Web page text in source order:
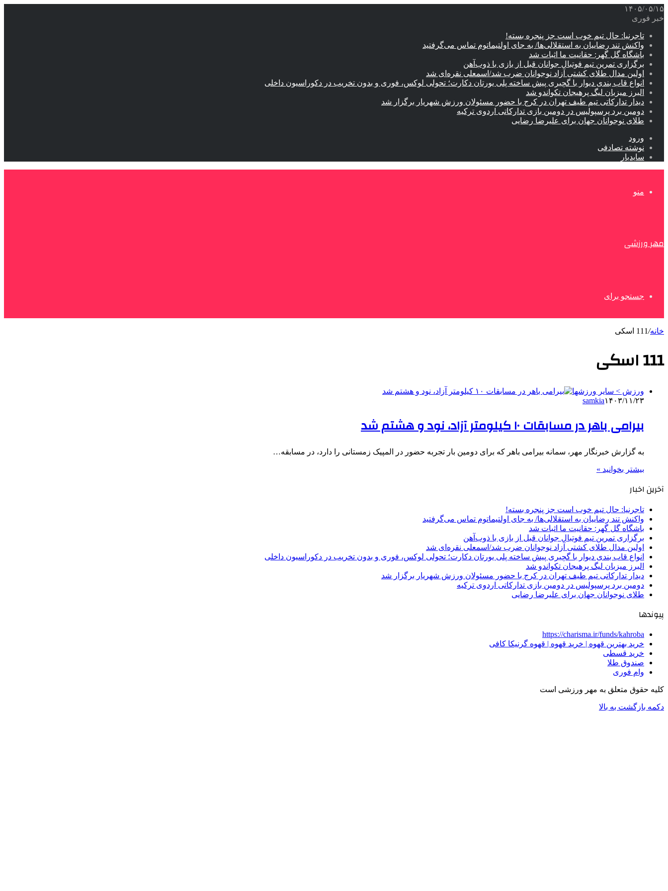
۱۴۰۵/۰۵/۱۵
خبر فوری
تاجرنیا: حال تیم خوب است جز پنجره بسته!
واکنش تند رضاییان به استقلالی‌ها/ به جای اولتیماتوم تماس می‌گرفتید
باشگاه گل گهر: حقانیت ما اثبات شد
برگزاری تمرین تیم فوتبال جوانان قبل از بازی با ذوب‌آهن
اولین مدال طلای کشتی آزاد نوجوانان ضرب شد/اسمعلی نقره‌ای شد
انواع قاب بندی دیوار با گچبری پیش ساخته پلی یورتان دکارت؛ تحولی لوکس، فوری و بدون تخریب در دکوراسیون داخلی
البرز میزبان لیگ پرهیجان تکواندو شد
دیدار تدارکاتی تیم طیف تهران در کرج با حضور مسئولان ورزش شهریار برگزار شد
دومین برد پرسپولیس در دومین بازی تدارکاتی اردوی ترکیه
طلای نوجوانان جهان برای علیرضا رضایی
ورود
نوشته تصادفی
سایدبار
منو
مهر ورزشی
جستجو برای
خانه/111 اسکی
111 اسکی
ورزش > سایر ورزشها
samkia۱۴۰۳/۱۱/۲۳
بیرامی باهر در مسابقات ۱۰ کیلومتر آزاد، نود و هشتم شد
به گزارش خبرنگار مهر، سمانه بیرامی باهر که برای دومین بار تجربه حضور در المپیک زمستانی را دارد، در مسابقه…
بیشتر بخوانید »
آخرین اخبار
تاجرنیا: حال تیم خوب است جز پنجره بسته!
واکنش تند رضاییان به استقلالی‌ها/ به جای اولتیماتوم تماس می‌گرفتید
باشگاه گل گهر: حقانیت ما اثبات شد
برگزاری تمرین تیم فوتبال جوانان قبل از بازی با ذوب‌آهن
اولین مدال طلای کشتی آزاد نوجوانان ضرب شد/اسمعلی نقره‌ای شد
انواع قاب بندی دیوار با گچبری پیش ساخته پلی یورتان دکارت؛ تحولی لوکس، فوری و بدون تخریب در دکوراسیون داخلی
البرز میزبان لیگ پرهیجان تکواندو شد
دیدار تدارکاتی تیم طیف تهران در کرج با حضور مسئولان ورزش شهریار برگزار شد
دومین برد پرسپولیس در دومین بازی تدارکاتی اردوی ترکیه
طلای نوجوانان جهان برای علیرضا رضایی
پیوندها
https://charisma.ir/funds/kahroba
خرید بهترین قهوه | خرید قهوه | قهوه گرنیکا کافی
خرید قسطی
صندوق طلا
وام فوری
کلیه حقوق متعلق به مهر ورزشی است
دکمه بازگشت به بالا